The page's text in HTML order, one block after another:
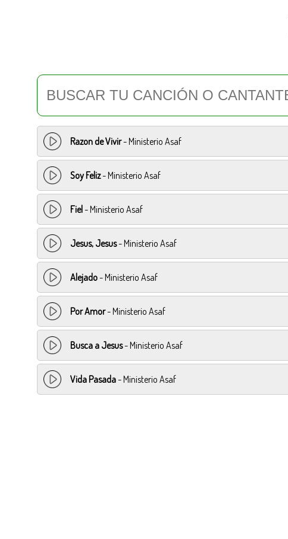
Razon de Vivir- Ministerio Asaf
Soy Feliz- Ministerio Asaf
Fiel- Ministerio Asaf
Jesus, Jesus- Ministerio Asaf
Alejado- Ministerio Asaf
Por Amor- Ministerio Asaf
Busca a Jesus- Ministerio Asaf
Vida Pasada- Ministerio Asaf